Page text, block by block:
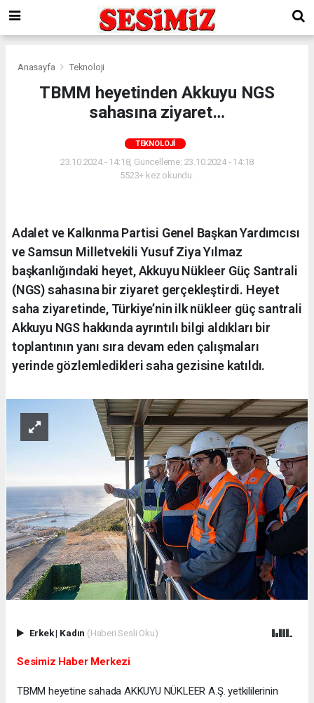
Anasayfa Teknoloji
TBMM heyetinden Akkuyu NGS
sahasına ziyaret…
TEKNOLOJI
23.10.2024 - 14:18, Güncelleme: 23.10.2024 - 14:18
5523+ kez okundu.
Adalet ve Kalkınma Partisi Genel Başkan Yardımcısı
ve Samsun Milletvekili Yusuf Ziya Yılmaz
başkanlığındaki heyet, Akkuyu Nükleer Güç Santrali
(NGS) sahasına bir ziyaret gerçekleştirdi. Heyet
saha ziyaretinde, Türkiye’nin ilk nükleer güç santrali
Akkuyu NGS hakkında ayrıntılı bilgi aldıkları bir
toplantının yanı sıra devam eden çalışmaları
yerinde gözlemledikleri saha gezisine katıldı.
Erkek| Kadın (Haberi Sesli Oku)
Sesimiz Haber Merkezi
TBMM heyetine sahada AKKUYU NÜKLEER A.Ş. yetkililerinin